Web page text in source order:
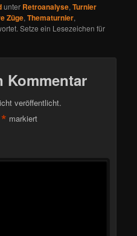
unter Retroanalyse,Turnier
Züge,Thematurnier,
Setze ein Lesezeichen für
Kommentar
veröffentlicht.
* markiert